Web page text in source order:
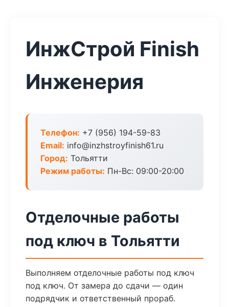
ИнжСтрой Finish
Инженерия
Телефон: +7 (956) 194-59-83
Email: info@inzhstroyfinish61.ru
Город: Тольятти
Режим работы: Пн-Вс: 09:00-20:00
Отделочные работы
под ключ в Тольятти
Выполняем отделочные работы под ключ
под ключ. От замера до сдачи — один
подрядчик и ответственный прораб.